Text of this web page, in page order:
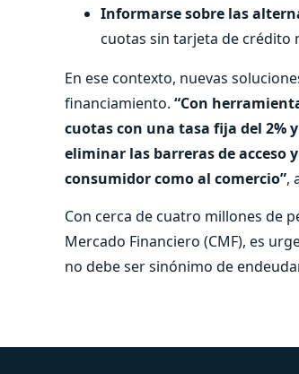
Informarse sobre las
cuotas sin tarjeta de crédito
En ese contexto, nuevas
financiamiento. “Con
cuotas con una tasa fija del 2%
eliminar las barreras de acceso
consumidor como al comercio”,
Con cerca de cuatro millones de
Mercado Financiero (CMF), es
no debe ser sinónimo de